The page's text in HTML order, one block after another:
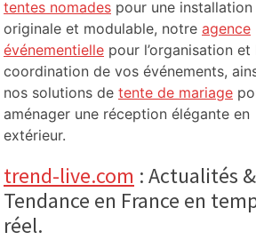
tentes nomades pour une installation
originale et modulable, notre agence
événementielle pour l’organisation et
coordination de vos événements,
nos solutions de tente de mariage
aménager une réception élégante en
extérieur.
trend-live.com : Actualités &
Tendance en France en
réel.